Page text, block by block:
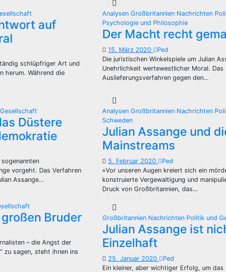
auf
schlüpfriger Art und
herum. Während die
Analysen Großbritannien Nachrichten
Psychologie und Philosophie
Der Macht recht
15. März 2020
Ped
Die juristischen Winkelspiele um Julian
Unehrlichkeit wertewestlicher Moral.
Auslieferungsverfahren gegen den…
Düstere
vorgeht. Das Verfahren
Assange…
Analysen Großbritannien Nachrichten
Schweden
Julian Assange und
Mainstreams
5. Februar 2020
Ped
«Vor unseren Augen kreiert sich ein
konstruierte Vergewaltigung und
Druck von Großbritannien, das…
Bruder
– die Angst der
zu sagen, steht ihnen ins
Großbritannien Nachrichten Politik und
Julian Assange ist
Einzelhaft
25. Januar 2020
Ped
Ein kleiner, aber wichtiger Erfolg, um